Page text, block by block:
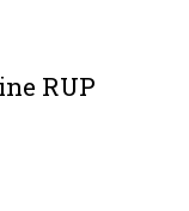
RUP